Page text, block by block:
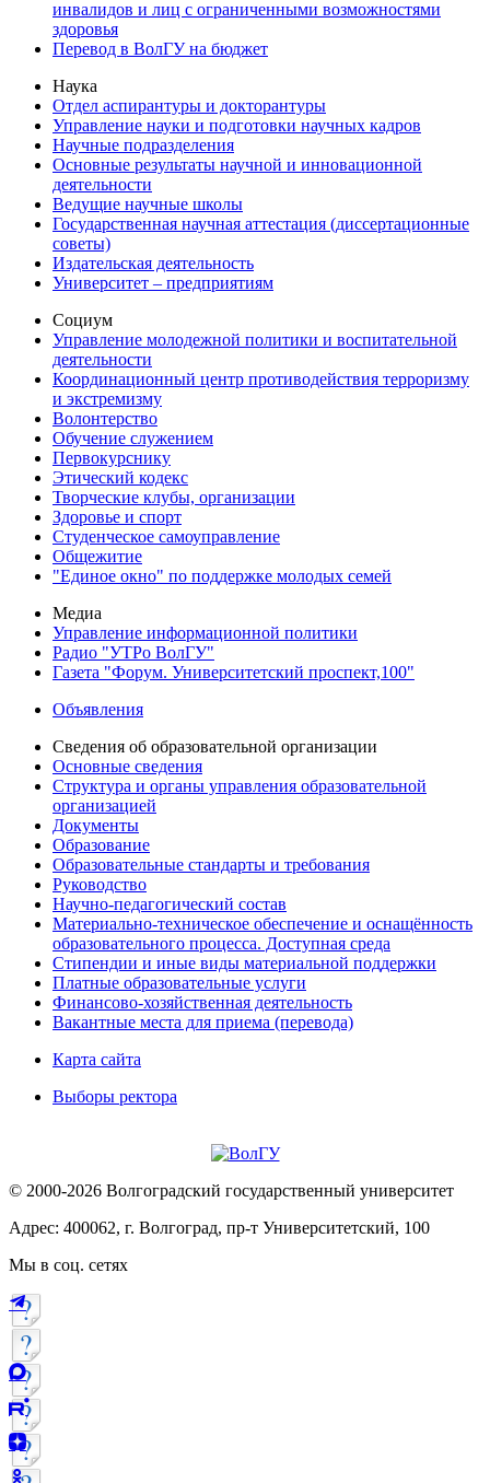
инвалидов и лиц с ограниченными возможностями
здоровья
Перевод в ВолГУ на бюджет
Наука
Отдел аспирантуры и докторантуры
Управление науки и подготовки научных кадров
Научные подразделения
Основные результаты научной и инновационной
деятельности
Ведущие научные школы
Государственная научная аттестация (диссертационные
советы)
Издательская деятельность
Университет – предприятиям
Социум
Управление молодежной политики и воспитательной
деятельности
Координационный центр противодействия терроризму
и экстремизму
Волонтерство
Обучение служением
Первокурснику
Этический кодекс
Творческие клубы, организации
Здоровье и спорт
Студенческое самоуправление
Общежитие
"Единое окно" по поддержке молодых семей
Медиа
Управление информационной политики
Радио "УТРо ВолГУ"
Газета "Форум. Университетский проспект,100"
Объявления
Сведения об образовательной организации
Основные сведения
Структура и органы управления образовательной
организацией
Документы
Образование
Образовательные стандарты и требования
Руководство
Научно-педагогический состав
Материально-техническое обеспечение и оснащённость
образовательного процесса. Доступная среда
Стипендии и иные виды материальной поддержки
Платные образовательные услуги
Финансово-хозяйственная деятельность
Вакантные места для приема (перевода)
Карта сайта
Выборы ректора
© 2000-2026 Волгоградский государственный университет
Адрес: 400062, г. Волгоград, пр-т Университетский, 100
Мы в соц. сетях